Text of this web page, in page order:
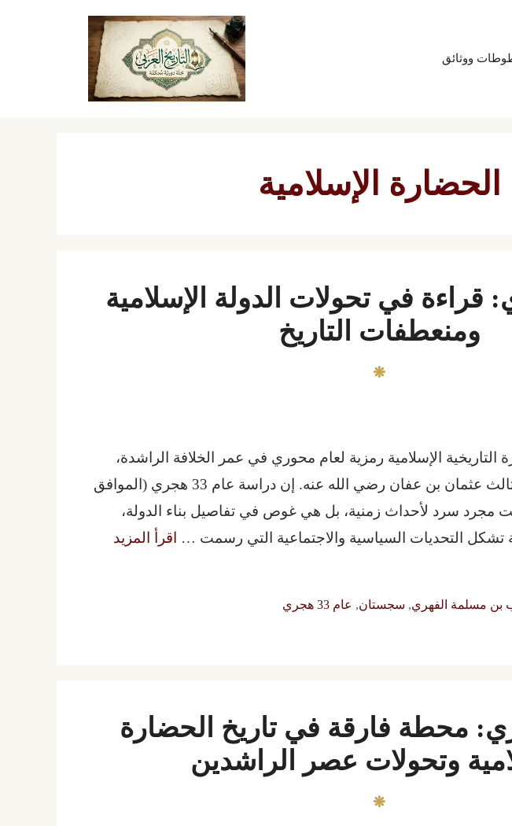
ووثائق
الحضارة الإسلامية
هجري: قراءة في تحولات الدولة الإسلامية
ومنعطفات التاريخ
في الذاكرة التاريخية الإسلامية رمزية لعام محوري في عمر الخلافة الراشدة،
وتحديداً في عهد الخليفة الثالث عثمان بن عفان رضي الله عنه. إن دراسة عام 33 هجري (الموافق
ليست مجرد سرد لأحداث زمنية، بل هي غوص في تفاصيل بناء الدولة،
تشكل التحديات السياسية والاجتماعية التي رسمت …
اقرأ المزيد
بن مسلمة الفهري, سجستان, عام 33 هجري
هجري: محطة فارقة في تاريخ الحضارة
وتحولات عصر الراشدين